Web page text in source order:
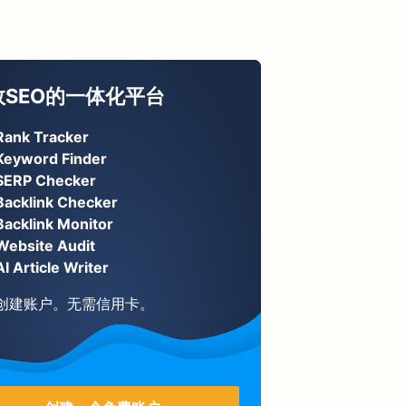
SEO的一体化平台
Tracker
Finder
Checker
Checker
Monitor
Audit
Article Writer
建账户。无需信用卡。